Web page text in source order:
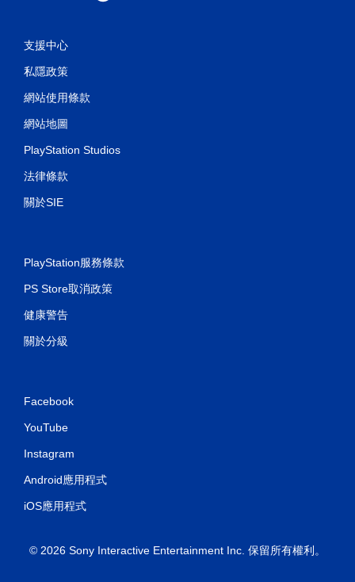
支援中心
私隱政策
網站使用條款
網站地圖
PlayStation Studios
法律條款
關於SIE
PlayStation服務條款
PS Store取消政策
健康警告
關於分級
Facebook
YouTube
Instagram
Android應用程式
iOS應用程式
© 2026 Sony Interactive Entertainment Inc. 保留所有權利。